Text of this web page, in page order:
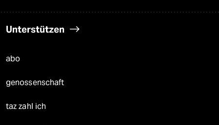
Unterstützen
abo
genossenschaft
taz zahl ich